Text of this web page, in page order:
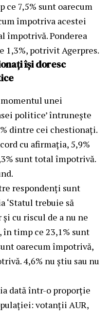
7,5% sunt oarecum
împotriva acestei
împotrivă. Ponderea
1,3%, potrivit Agerpres.
îşi doresc
momentul unei
politice’ întrunește
dintre cei chestionați.
cu afirmația, 5,9%
sunt total împotrivă.
respondenți sunt
‘Statul trebuie să
cu riscul de a nu ne
în timp ce 23,1% sunt
oarecum împotrivă,
4,6% nu știu sau nu
dată într-o proporție
votanții AUR,